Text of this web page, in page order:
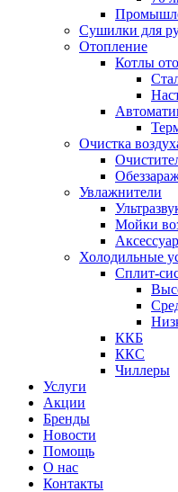
Сушилки для
Отопление
Котлы
Очистка
Увлажнители
Мойки
Холодильные
Сплит-
ККБ
ККС
Чиллеры
Услуги
Акции
Бренды
Новости
Помощь
О нас
Контакты